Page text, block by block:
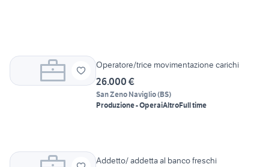
Operatore/trice movimentazione carichi
26.000 €
San Zeno Naviglio(BS)
Produzione - OperaiAltroFull time
Addetto/ addetta al banco freschi